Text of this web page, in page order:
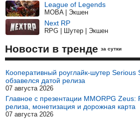
League of Legends
MOBA | Экшен
Next RP
RPG | Шутер | Экшен
Новости в тренде за сутки
Кооперативный роуглайк-шутер Serious
обзавелся датой релиза
07 августа 2026
Главное с презентации MMORPG
релиза, монетизация и дорожная карта
07 августа 2026